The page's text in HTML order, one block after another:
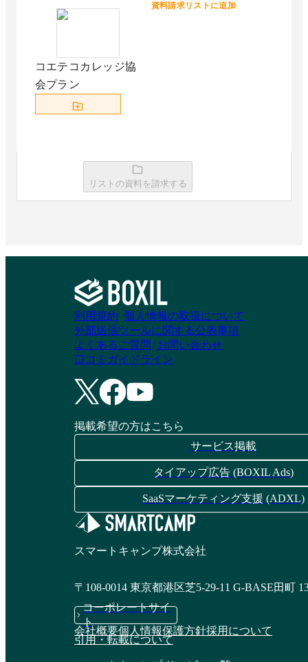
資料請求リストに追加
コエテコカレッジ協
会プラン
リストの資料を請求する
利用規約 個人情報の取扱について
外部送信ツールに関する公表事項
よくあるご質問
お問い合わせ
口コミガイドライン
掲載希望の方はこちら
サービス掲載
タイアップ広告 (BOXIL Ads)
SaaSマーケティング支援 (ADXL)
スマートキャンプ株式会社
〒108-0014 東京都港区芝5-29-11 G-BASE田町
コーポレートサイ
ト
会社概要個人情報保護方針採用について
引用・転載について